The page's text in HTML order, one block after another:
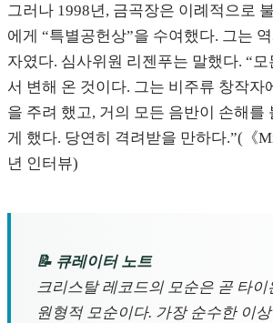
그러나 1998년, 금곡장은 이례적으로
에게 “특별공헌상”을 수여했다. 그는
자였다. 심사위원 리젠푸는 말했다. “
서 변해 온 것이다. 그는 비주류 창작자
을 주려 했고, 거의 모든 음반이 손해를
게 했다. 당연히 격려받을 만하다.”(《
년 인터뷰)
📝 큐레이터 노트
크리스탈 레코드의 모순은 곧 타
원형적 모순이다. 가장 순수한 이